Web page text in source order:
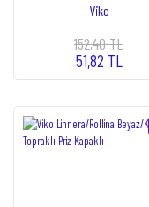
Viko
152,40 TL
51,82 TL